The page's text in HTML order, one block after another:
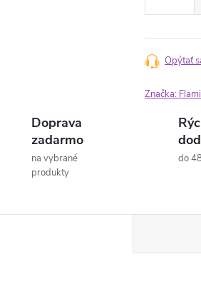
Opýtať
Značka:
Doprava
zadarmo
na vybrané
produkty
do